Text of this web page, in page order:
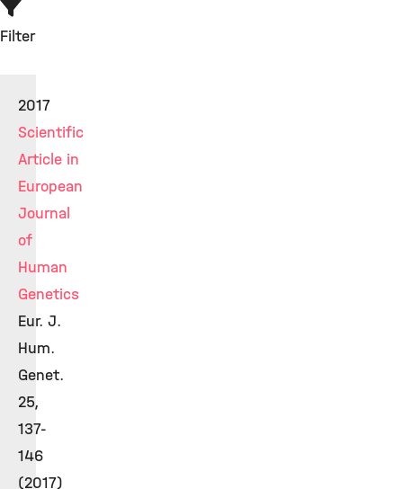
Filter
2017
Scientific
Article in
European
Journal
of
Human
Genetics
Eur. J.
Hum.
Genet.
25,
137-
146
(2017)